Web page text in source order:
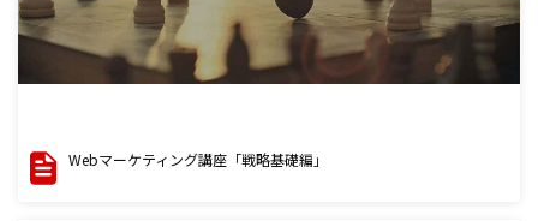
Webマーケティング講座「戦略基礎編」